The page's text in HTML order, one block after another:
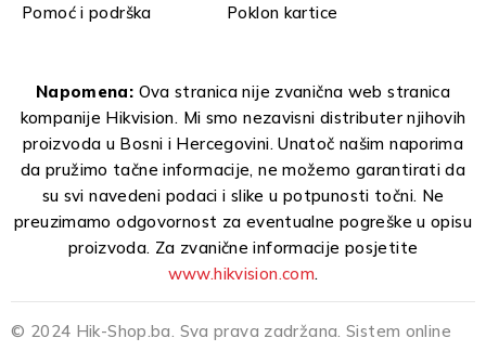
Pomoć i podrška
Poklon kartice
Napomena: Ova stranica nije zvanična web stranica
kompanije Hikvision. Mi smo nezavisni distributer njihovih
proizvoda u Bosni i Hercegovini. Unatoč našim naporima
da pružimo tačne informacije, ne možemo garantirati da
su svi navedeni podaci i slike u potpunosti točni. Ne
preuzimamo odgovornost za eventualne pogreške u opisu
proizvoda. Za zvanične informacije posjetite
www.hikvision.com.
© 2024 Hik-Shop.ba. Sva prava zadržana. Sistem online